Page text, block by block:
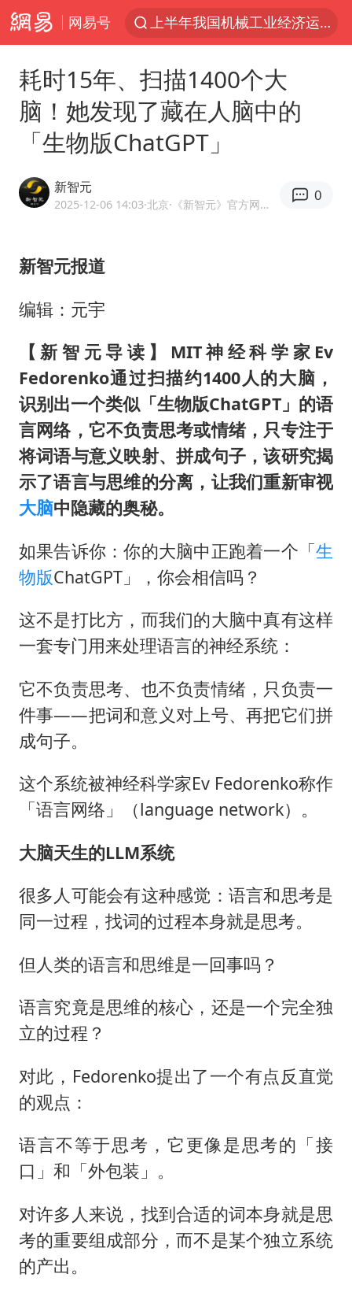
网易号
我国货物贸易进出口超30万亿元
“立秋的第一杯奶茶”又爆单了
宇树科技中一签需缴款7.54万元
“新疆阿勒泰八月能滑雪”不实
向鹏0-3不敌张本智和
四川宜宾地震网友称睡觉被摇醒
今日立秋你咬秋了吗
公司“上四休三”但要降薪1000元
东方之约 相约未来
耗时15年、扫描1400个大
脑！她发现了藏在人脑中的
「生物版ChatGPT」
新智元
2025-12-06 14:03·北京 ·《新智元》官方网易号
0
新智元报道
编辑：元宇
【新智元导读】MIT神经科学家Ev
Fedorenko通过扫描约1400人的大脑，
识别出一个类似「生物版ChatGPT」的语
言网络，它不负责思考或情绪，只专注于
将词语与意义映射、拼成句子，该研究揭
示了语言与思维的分离，让我们重新审视
大脑中隐藏的奥秘。
如果告诉你：你的大脑中正跑着一个「生
物版ChatGPT」，你会相信吗？
这不是打比方，而我们的大脑中真有这样
一套专门用来处理语言的神经系统：
它不负责思考、也不负责情绪，只负责一
件事——把词和意义对上号、再把它们拼
成句子。
这个系统被神经科学家Ev Fedorenko称作
「语言网络」（language network）。
大脑天生的LLM系统
很多人可能会有这种感觉：语言和思考是
同一过程，找词的过程本身就是思考。
但人类的语言和思维是一回事吗？
语言究竟是思维的核心，还是一个完全独
立的过程？
对此，Fedorenko提出了一个有点反直觉
的观点：
语言不等于思考，它更像是思考的「接
口」和「外包装」。
对许多人来说，找到合适的词本身就是思
考的重要组成部分，而不是某个独立系统
的产出。